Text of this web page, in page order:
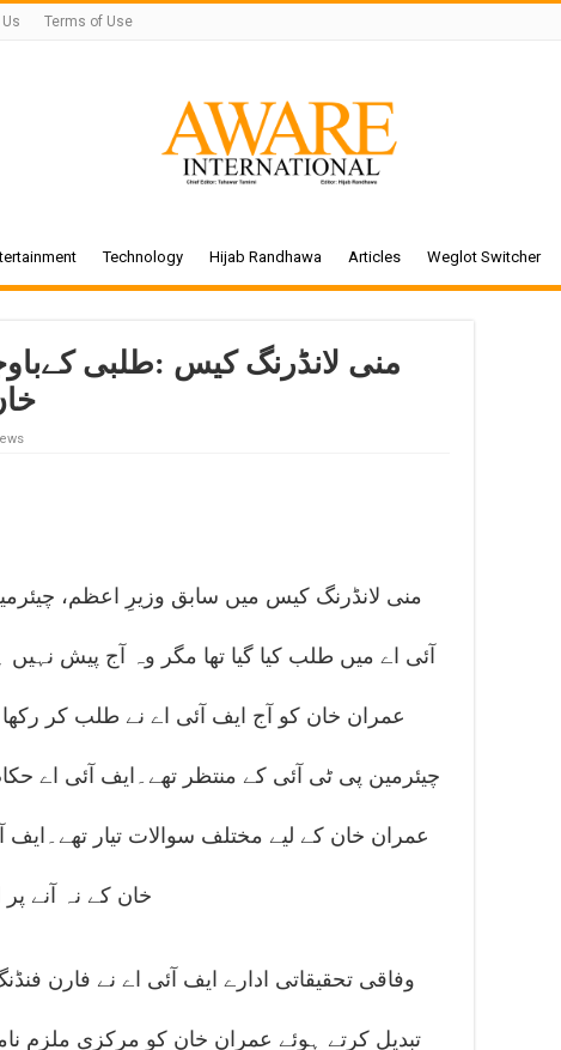
Terms of Use
Technology Hijab Randhawa Articles Weglot Switcher
منی لانڈرنگ کیس :طلبی
منی لانڈرنگ کیس میں سابق وزیرِ اعظم،
آئی اے میں طلب کیا گیا تھا مگر وہ آج پیش
عمران خان کو آج ایف آئی اے نے طلب کر
چیئرمین پی ٹی آئی کے منتظر تھے۔ایف آئی اے
عمران خان کے لیے مختلف سوالات تیار تھے۔ایف
خان کے نہ آنے
وفاقی تحقیقاتی ادارے ایف آئی اے نے فارن
تبدیل کرتے ہوئے عمران خان کو مرکزی ملزم